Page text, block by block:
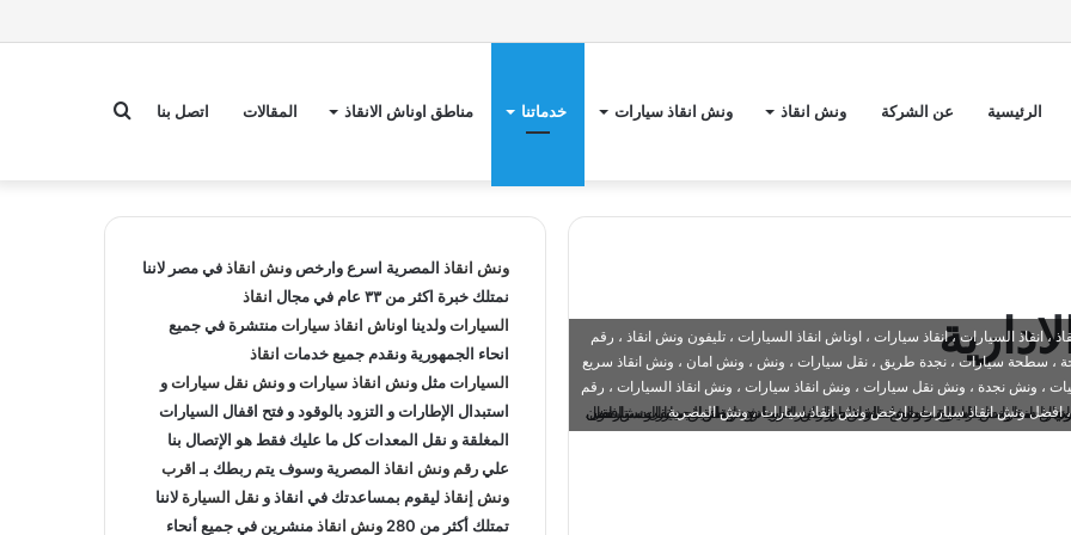
الرئيسية عن الشركة ونش انقاذ ونش انقاذ سيارات خدماتنا مناطق اوناش الانقاذ المقالات اتصل بنا
السيارات ، انقاذ سيارات ، اوناش انقاذ السيارات ، تليفون ونش انقاذ ، رقم
سطحة سيارات ، نجدة طريق ، نقل سيارات ، ونش ، ونش امان ، ونش انقاذ سريع
ونش نجدة ، ونش نقل سيارات ، ونش انقاذ سيارات ، ونش انقاذ السيارات ، رقم
افضل ونش انقاذ سيارات ، ارخص ونش انقاذ سيارات ، ونش المصرية
ونش انقاذ المصرية اسرع وارخصونش انقاذفي مصر لاننا
نمتلك خبرة اكثر من ٣٣ عام في مجال
انقاذ
السياراتولدينا اوناش انقاذ سياراتمنتشرة في جميع
انحاء الجمهورية ونقدم جميع خدمات انقاذ
السياراتمثلونش انقاذ سياراتوونش نقل سياراتو
استبدال الإطارات و التزود بالوقود و فتح اقفال السيارات
المغلقة و نقل المعدات كل ما عليك فقط هو الإتصال بنا
عليرقم ونش انقاذ المصرية وسوف يتم ربطك بـ اقرب
ونش إنقاذليقوم بمساعدتك في انقاذ و نقل السيارة لاننا
تمتلك أكثر من 280
ونش انقاذمنشرين في جميع أنحاء